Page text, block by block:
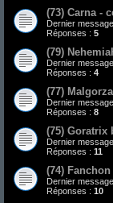
(73) Carna -
Dernier
Réponses : 5
(79)
Dernier
Réponses : 4
(77)
Dernier
Réponses : 8
(75) Goratrix
Dernier
Réponses : 11
(74)
Dernier
Réponses : 10